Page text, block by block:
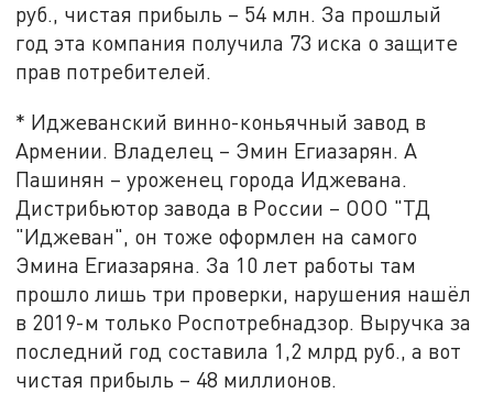
руб., чистая прибыль – 54 млн. За прошлый
год эта компания получила 73 иска о защите
прав потребителей.
* Иджеванский винно-коньячный завод в
Армении. Владелец – Эмин Егиазарян. А
Пашинян – уроженец города Иджевана.
Дистрибьютор завода в России – ООО "ТД
"Иджеван", он тоже оформлен на самого
Эмина Егиазаряна. За 10 лет работы там
прошло лишь три проверки, нарушения нашёл
в 2019-м только Роспотребнадзор. Выручка за
последний год составила 1,2 млрд руб., а вот
чистая прибыль – 48 миллионов.